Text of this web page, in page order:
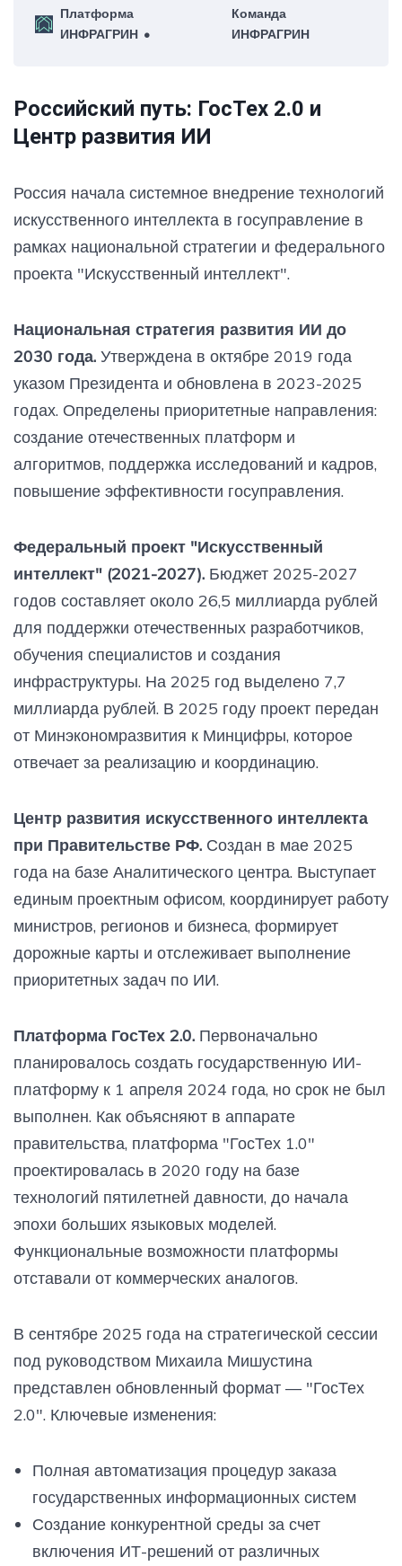
контексте одноименного научно-
исследовательского проекта, осуществленного в
Платформа
ИНФРАГРИН
Команда
ИНФРАГРИН
Российский путь: ГосТех 2.0 и
Центр развития ИИ
Россия начала системное внедрение технологий
искусственного интеллекта в госуправление в
рамках национальной стратегии и федерального
проекта "Искусственный интеллект".
Национальная стратегия развития ИИ до
2030 года. Утверждена в октябре 2019 года
указом Президента и обновлена в 2023-2025
годах. Определены приоритетные направления:
создание отечественных платформ и
алгоритмов, поддержка исследований и кадров,
повышение эффективности госуправления.
Федеральный проект "Искусственный
интеллект" (2021-2027). Бюджет 2025-2027
годов составляет около 26,5 миллиарда рублей
для поддержки отечественных разработчиков,
обучения специалистов и создания
инфраструктуры. На 2025 год выделено 7,7
миллиарда рублей. В 2025 году проект передан
от Минэкономразвития к Минцифры, которое
отвечает за реализацию и координацию.
Центр развития искусственного интеллекта
при Правительстве РФ. Создан в мае 2025
года на базе Аналитического центра. Выступает
единым проектным офисом, координирует работу
министров, регионов и бизнеса, формирует
дорожные карты и отслеживает выполнение
приоритетных задач по ИИ.
Платформа ГосТех 2.0. Первоначально
планировалось создать государственную ИИ-
платформу к 1 апреля 2024 года, но срок не был
выполнен. Как объясняют в аппарате
правительства, платформа "ГосТех 1.0"
проектировалась в 2020 году на базе
технологий пятилетней давности, до начала
эпохи больших языковых моделей.
Функциональные возможности платформы
отставали от коммерческих аналогов.
В сентябре 2025 года на стратегической сессии
под руководством Михаила Мишустина
представлен обновленный формат — "ГосТех
2.0". Ключевые изменения:
Полная автоматизация процедур заказа
государственных информационных систем
Создание конкурентной среды за счет
включения ИТ-решений от различных